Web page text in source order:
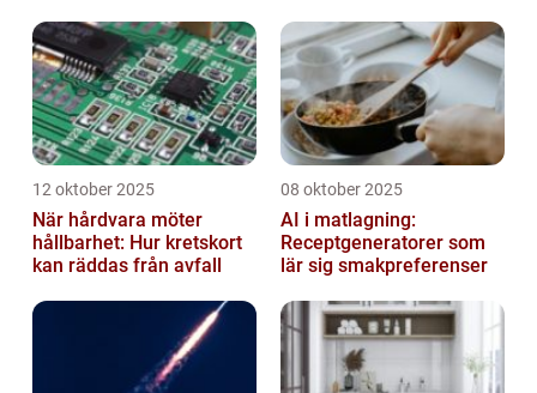
12 oktober 2025
När hårdvara möter
hållbarhet: Hur kretskort
kan räddas från avfall
08 oktober 2025
AI i matlagning:
Receptgeneratorer som
lär sig smakpreferenser